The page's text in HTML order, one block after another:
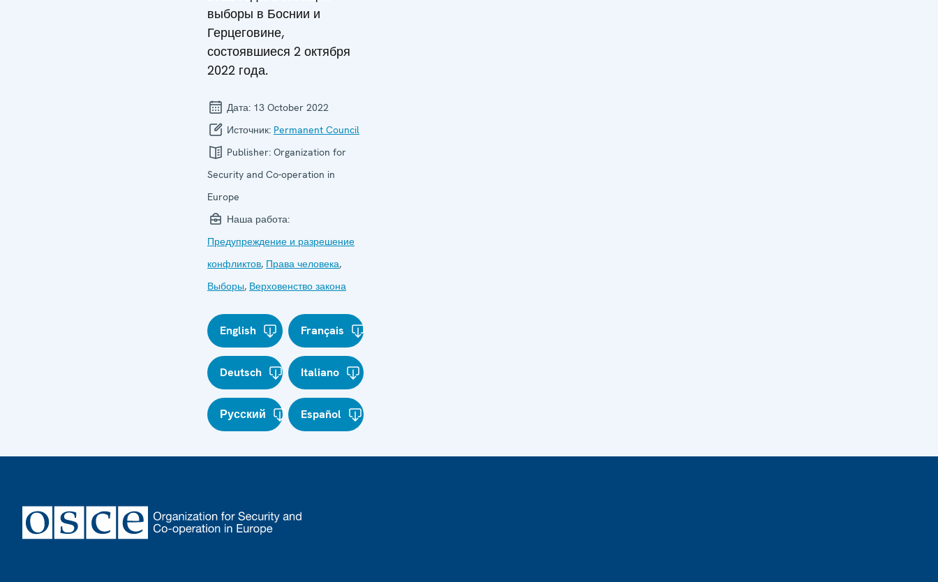
выборы в Боснии и
Герцеговине,
состоявшиеся 2 октября
2022 года.
Дата: 13 October 2022
Источник: Permanent Council
Publisher: Organization for
Security and Co-operation in
Europe
Наша работа:
Предупреждение и разрешение
конфликтов, Права человека,
Выборы, Верховенство закона
English Français
Deutsch Italiano
Русский Español